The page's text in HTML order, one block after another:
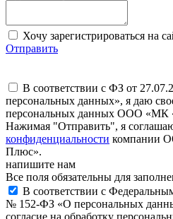
Хочу зарегистрироваться на
Отправить
В соответствии с ФЗ от
персональных данных», я даю
персональных данных ООО «МК
Нажимая "Отправить", я
конфиденциальности компании
Плюс».
напишите нам
Все поля обязательны для
В соответствии с
№ 152-ФЗ «О персональных
согласие на обработку